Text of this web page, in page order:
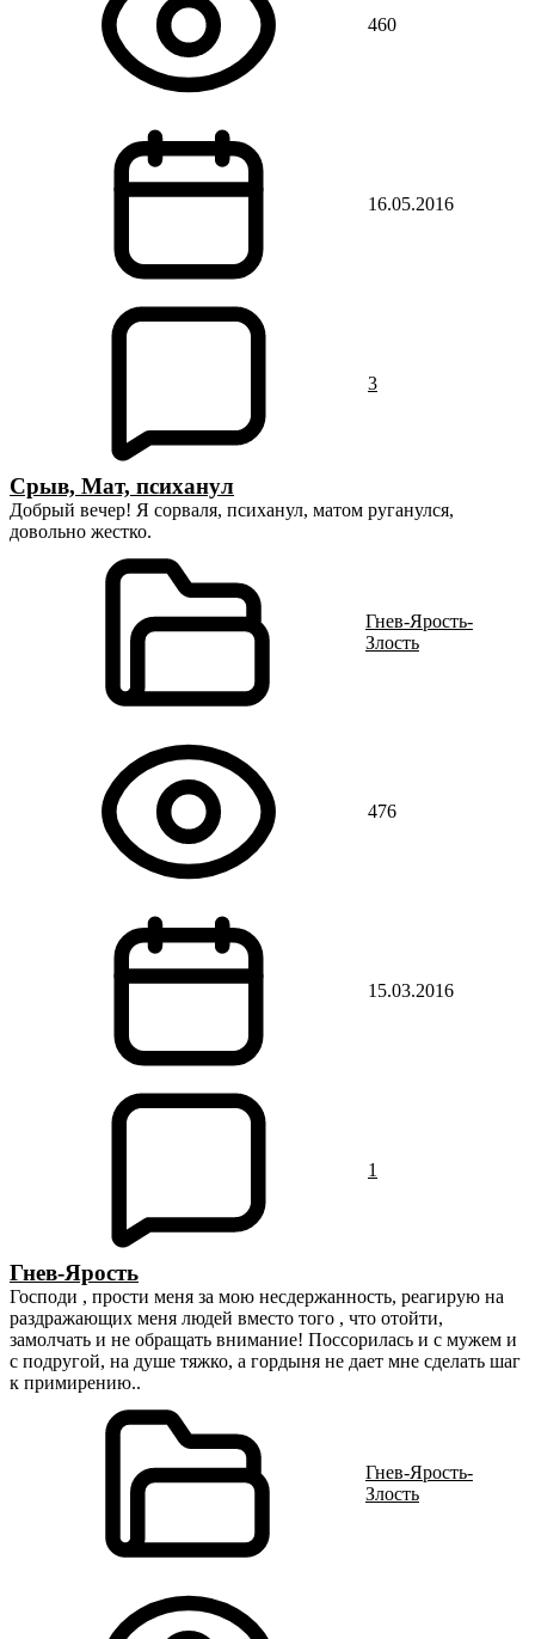
460
16.05.2016
3
Срыв, Мат, психанул
Добрый вечер! Я сорваля, психанул, матом руганулся,
довольно жестко.
Гнев-Ярость-
Злость
476
15.03.2016
1
Гнев-Ярость
Господи , прости меня за мою несдержанность, реагирую на
раздражающих меня людей вместо того , что отойти,
замолчать и не обращать внимание! Поссорилась и с мужем и
с подругой, на душе тяжко, а гордыня не дает мне сделать шаг
к примирению..
Гнев-Ярость-
Злость